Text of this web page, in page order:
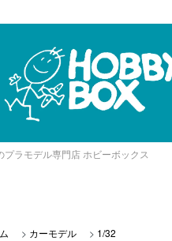
プラモデル専門店 ホビーボックス
> カーモデル > 1/32